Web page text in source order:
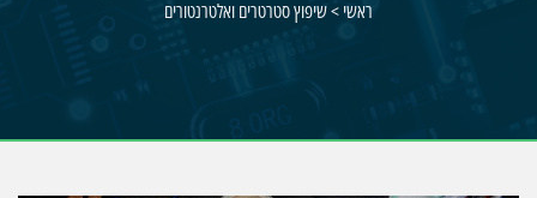
ראשי>שיפוץ סטרטרים ואלטרנטורים